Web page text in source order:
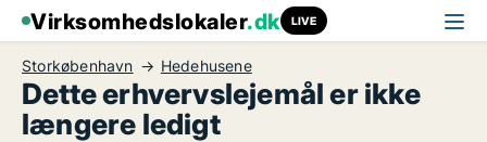
Virksomhedslokaler.dk LIVE
Storkøbenhavn Hedehusene
Dette erhvervslejemål er ikke
længere ledigt